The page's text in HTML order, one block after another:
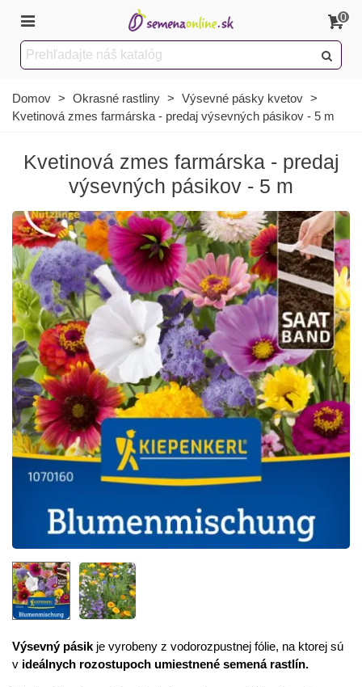
0
Domov > Okrasné rastliny > Výsevné pásky kvetov >
Kvetinová zmes farmárska - predaj výsevných pásikov - 5 m
Kvetinová zmes farmárska - predaj
výsevných pásikov - 5 m
Výsevný pásik je vyrobeny z vodorozpustnej fólie, na ktorej sú
v ideálnych rozostupoch umiestnené semená rastlín.